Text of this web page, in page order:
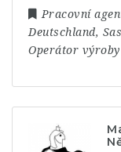
Pracovní
Deutschland,
Operátor